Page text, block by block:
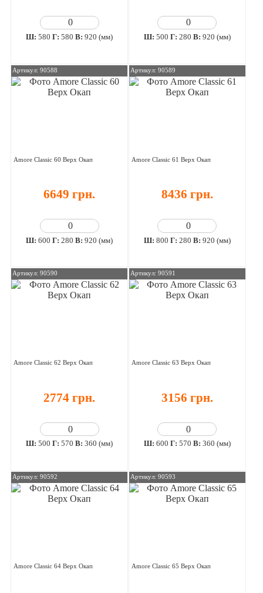
Ш:580 Г:580 В:920 (мм) Ш: 500 Г: 280 В: 920 (мм)
Артикул: 90588
Amore Classic 60 Верх Окап
6649 грн.
Ш:600 Г:280 В:920 (мм)
Артикул: 90589
Amore Classic 61 Верх Окап
8436 грн.
Ш: 800 Г: 280 В: 920 (мм)
Артикул: 90590
Amore Classic 62 Верх Окап
2774 грн.
Ш:500 Г:570 В:360 (мм)
Артикул: 90591
Amore Classic 63 Верх Окап
3156 грн.
Ш: 600 Г: 570 В: 360 (мм)
Артикул: 90592
Amore Classic 64 Верх Окап
Артикул: 90593
Amore Classic 65 Верх Окап